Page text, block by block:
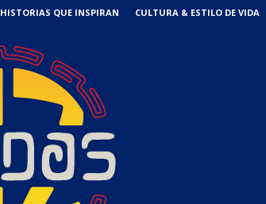
HISTORIAS QUE INSPIRAN CULTURA & ESTILO DE VIDA